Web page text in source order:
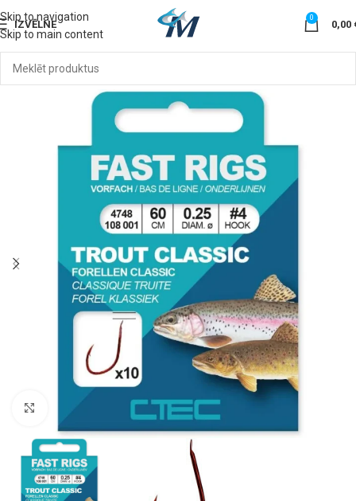
Skip to navigation
Skip to main content
IZVĒLNE
0
0,00
Noklikšķiniet, lai palielinātu